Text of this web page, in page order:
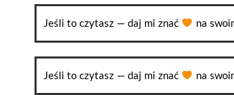
Jeśli to czytasz — daj mi znać na
Jeśli to czytasz — daj mi znać na